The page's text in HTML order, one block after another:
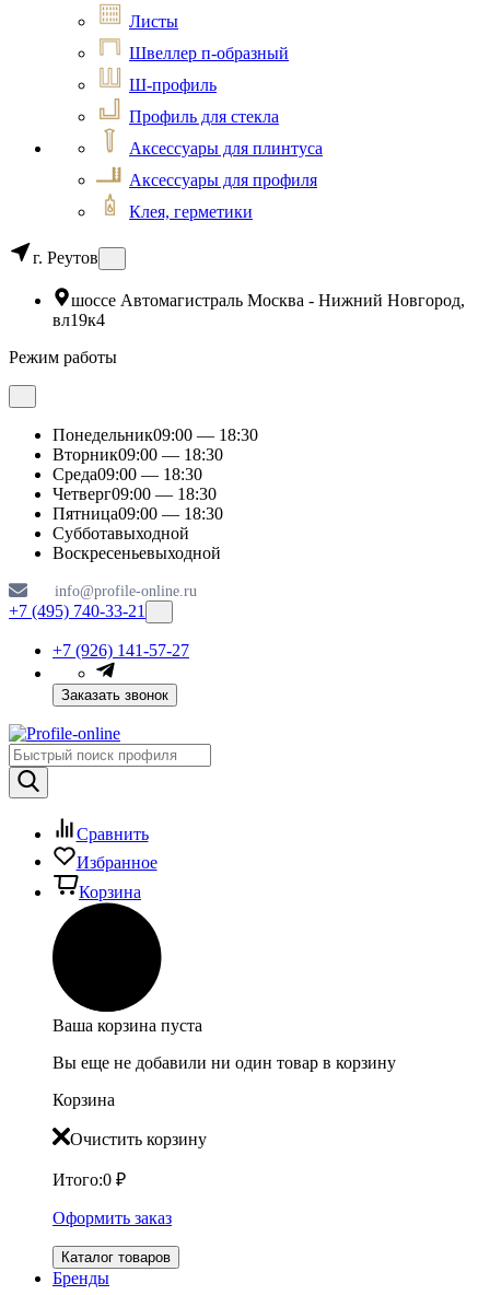
Листы
Швеллер п-образный
Ш-профиль
Профиль для стекла
Аксессуары для плинтуса
Аксессуары для профиля
Клея, герметики
г. Реутов
шоссе Автомагистраль Москва - Нижний Новгород,
вл19к4
Режим работы
Понедельник09:00 — 18:30
Вторник09:00 — 18:30
Среда09:00 — 18:30
Четверг09:00 — 18:30
Пятница09:00 — 18:30
Субботавыходной
Воскресеньевыходной
info@profile-online.ru
+7 (495) 740-33-21
+7 (926) 141-57-27
Заказать звонок
Сравнить
Избранное
Корзина
Ваша корзина пуста
Вы еще не добавили ни один товар в корзину
Корзина
Очистить корзину
Итого:0 ₽
Оформить заказ
Каталог товаров
Бренды